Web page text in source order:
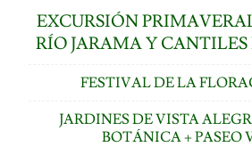
EXCURSIÓN
RÍO JARAMA Y CANTILES
FESTIVAL DE LA
JARDINES DE VISTA
BOTÁNICA + PASEO